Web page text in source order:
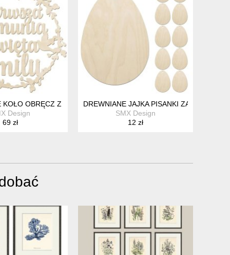
GIRLANDA KOMUNIA Z IMIENIEM
KOŁO OBRĘCZ Z IMIENIEM 70CM DEKORACJE OZDOBY NA SALE
Design
69 zł
DREWNIANE JAJKA PISANKI ZAWIESZKI
SMX Design
12 zł